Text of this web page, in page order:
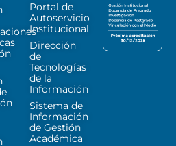
Portal de
Autoservicio
Institucional
Dirección
de
Tecnologías
de la
Información
Sistema de
Información
de Gestión
Académica